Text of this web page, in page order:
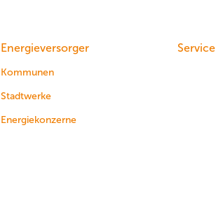
Energieversorger
Kommunen
Stadtwerke
Energiekonzerne
Service